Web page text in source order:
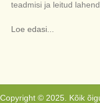
teadmisi ja leitud
Loe edasi...
Copyright © 2025. Kõik